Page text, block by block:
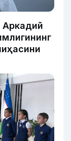
Аркадий